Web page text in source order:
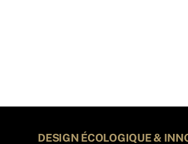
DESIGN ÉCOLOGIQUE &